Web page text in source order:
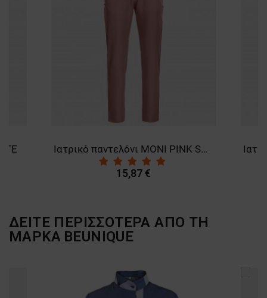
Ιατρικό παντελόνι MONI PINK SAND
15,87 €
ΔΕΙΤΕ ΠΕΡΙΣΣΟΤΕΡΑ ΑΠΟ ΤΗ
ΜΑΡΚΑ BEUNIQUE